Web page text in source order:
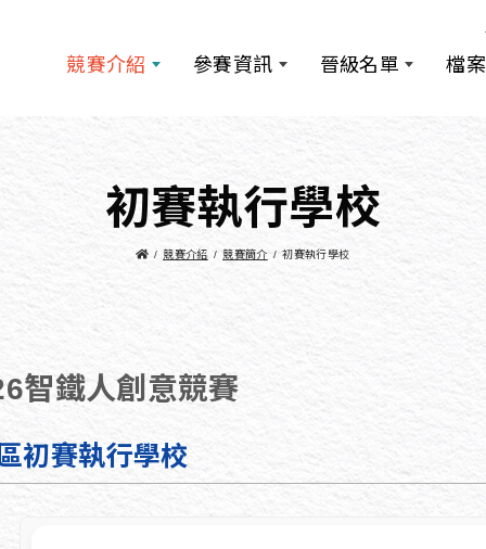
競賽介紹 參賽資訊 晉級名單 檔
初賽執行學校
競賽介紹 競賽簡介 初賽執行學校
智鐵人創意競賽
初賽執行學校